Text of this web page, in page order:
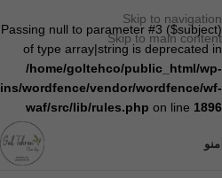
null to parameter #3 ($subject)
of type array|string is deprecated in
/home/goltehco/public_html/wp-
wordfence/vendor/wordfence/wf-
waf/src/lib/rules.php on line 1896
Skip to navigation
Skip to main content
منو